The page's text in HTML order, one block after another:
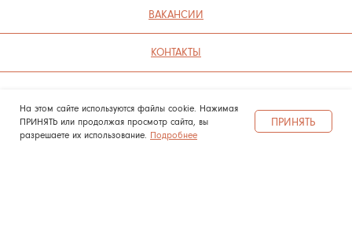
На этом сайте используются файлы cookie. Нажимая
ПРИНЯТЬ или продолжая просмотр сайта, вы
разрешаете их использование. Подробнее
ПРИНЯТЬ